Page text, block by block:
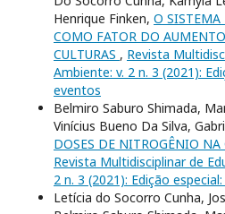
Henrique Finken, O
COMO FATOR DO
CULTURAS , Revista
Ambiente: v. 2 n. 3 (2021):
eventos
Belmiro Saburo Shimada,
Vinícius Bueno Da Silva,
DOSES DE NITROGÊNIO
Revista Multidisciplinar de
2 n. 3 (2021): Edição
Letícia do Socorro Cunha,